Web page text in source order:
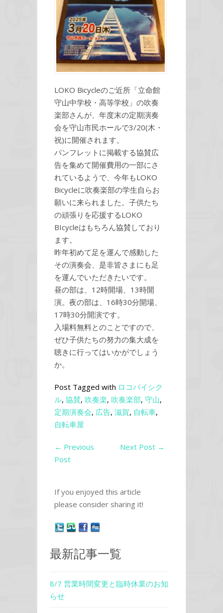
LOKO Bicycleのご近所「立命館
守山中学校・高等学校」の吹奏
楽部さんが、年度末の定期演奏
会を守山市民ホールで3/20(木・
祝)に開催されます。
パンフレットに掲載する協賛広
告を集めて開催費用の一部にさ
れているようで、今年もLOKO
Bicycleに吹奏楽部の学生自らお
願いに来られました。子供たち
の頑張りを応援するLOKO
BIcycleはもちろん協賛しており
ます。
昨年初めて足を運んで感動した
その演奏会、是非皆さまにも足
を運んでいただきたいです。
昼の部は、12時開場、13時開
演。夜の部は、16時30分開場、
17時30分開演です。
入場料無料とのことですので、
ぜひ子供たちの努力の集大成を
聴きに行ってはいかがでしょう
か。
Post Tagged with ロコバイシク
ル, 協賛, 吹奏楽, 吹奏楽部, 守山,
定期演奏会, 広告, 滋賀, 自転車,
自転車屋
← Previous
Post
Next Post →
If you enjoyed this article
please consider sharing it!
最新記事一覧
8/7 営業時間変更と臨時休業のお知
らせ